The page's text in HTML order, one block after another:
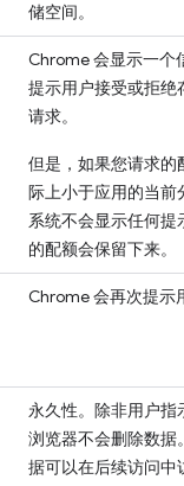
储空间。
Chrome 会显示一个
提示用户接受或拒绝
请求。
但是，如果您请求的
际上小于应用的当前
系统不会显示任何提
的配额会保留下来。
Chrome 会再次提示
永久性。除非用户指
浏览器不会删除数据
据可以在后续访问中